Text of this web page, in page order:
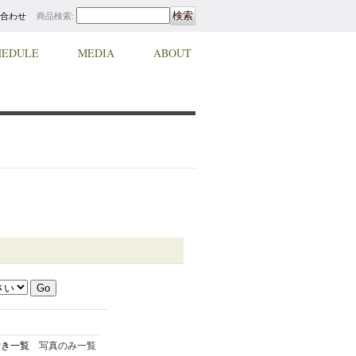
わせ 商品検索:
MEDIA ABOUT
一覧 写真のみ一覧